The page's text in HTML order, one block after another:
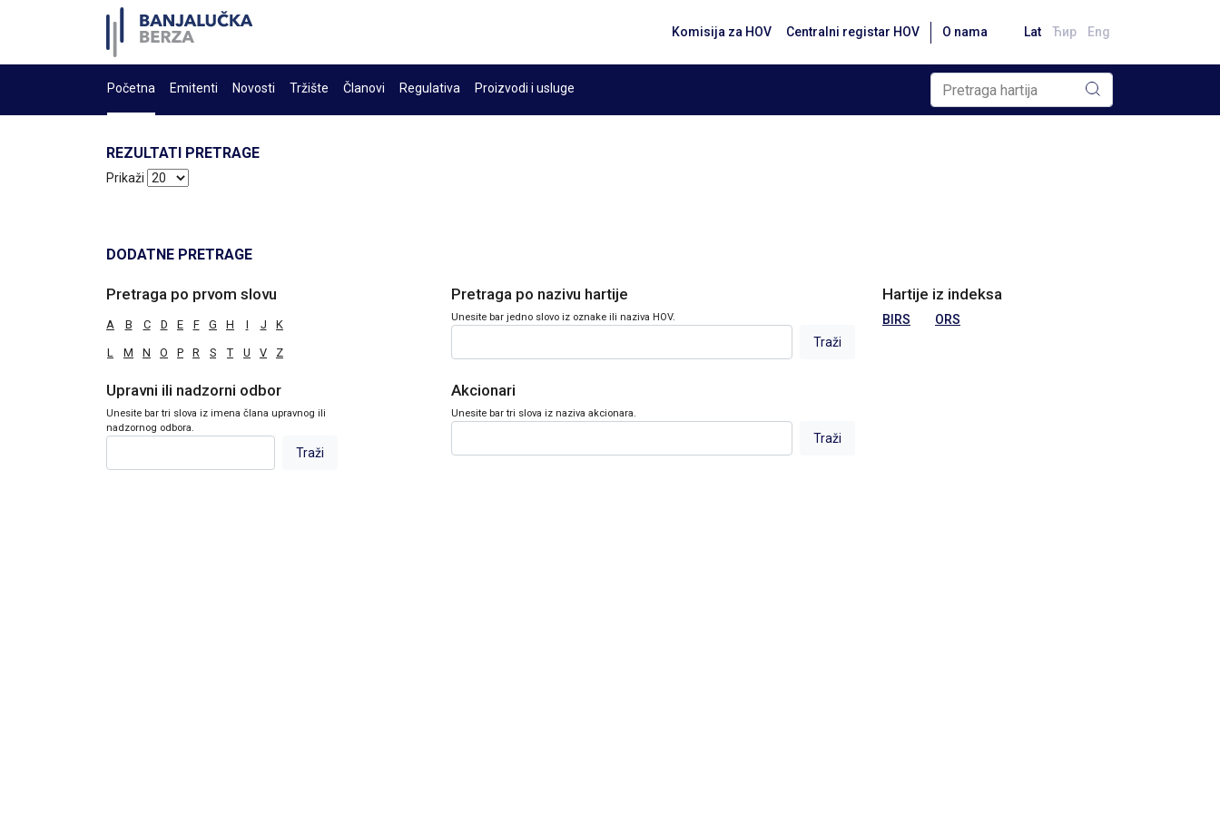
Komisija za HOV Centralni registar HOV O nama Lat Ћир Eng
Početna Emitenti Novosti Tržište Članovi Regulativa Proizvodi i usluge
REZULTATI PRETRAGE
Prikaži
DODATNE PRETRAGE
Pretraga po prvom slovu
A B C D E F G H I J K
L M N O P R S T U V Z
Pretraga po nazivu hartije
Unesite bar jedno slovo iz oznake ili naziva HOV.
Hartije iz indeksa
BIRS ORS
Upravni ili nadzorni odbor
Unesite bar tri slova iz imena člana upravnog ili
nadzornog odbora.
Akcionari
Unesite bar tri slova iz naziva akcionara.